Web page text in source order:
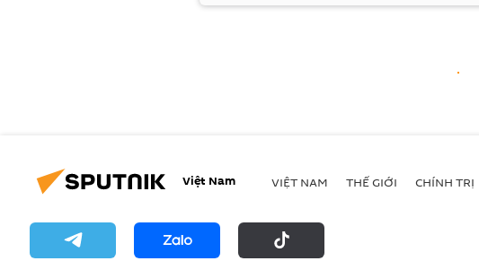
Việt Nam VIỆT NAM THẾ GIỚI CHÍNH TRỊ